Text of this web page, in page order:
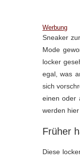
Werbung
Sneaker
Mode
locker
egal, was
sich
einen oder
werden hier
Früher
Diese